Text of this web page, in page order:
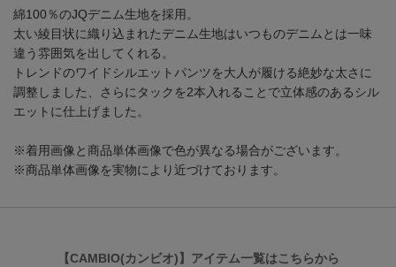
綿100％のJQデニム生地を採用。
太い綾目状に織り込まれたデニム生地はいつものデニムとは一味
違う雰囲気を出してくれる。
トレンドのワイドシルエットパンツを大人が履ける絶妙な太さに
調整しました、さらにタックを2本入れることで立体感のあるシル
エットに仕上げました。
※着用画像と商品単体画像で色が異なる場合がございます。
※商品単体画像を実物により近づけております。
【CAMBIO(カンビオ)】アイテム一覧はこちらから